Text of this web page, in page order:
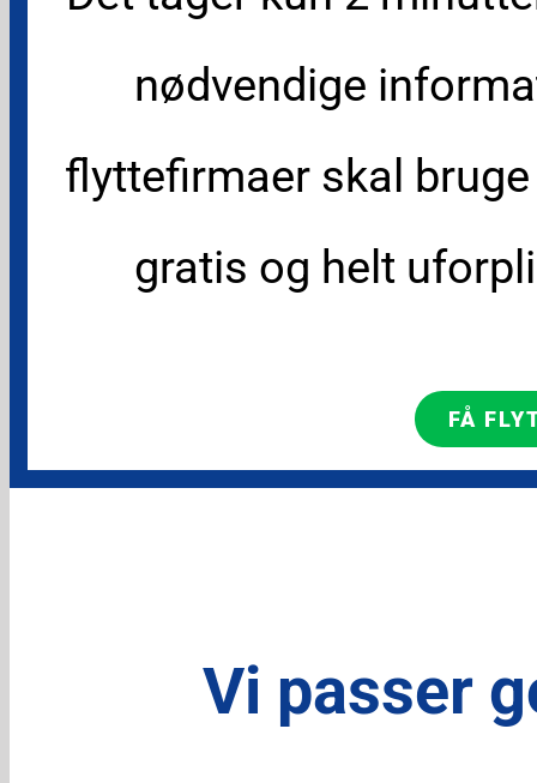
nødvendige
flyttefirmaer skal
gratis og helt
FÅ
Vi passer